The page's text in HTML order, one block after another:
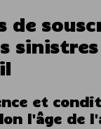
de
sinistres
et
l'âge de